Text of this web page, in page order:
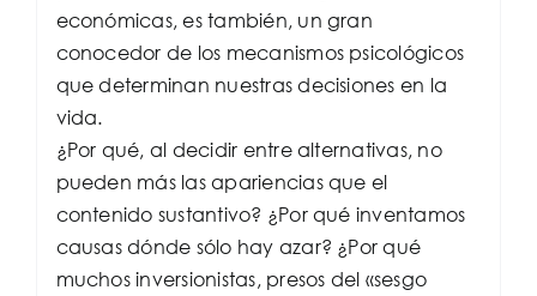
económicas, es también, un gran
conocedor de los mecanismos psicológicos
que determinan nuestras decisiones en la
vida.
¿Por qué, al decidir entre alternativas, no
pueden más las apariencias que el
contenido sustantivo? ¿Por qué inventamos
causas dónde sólo hay azar? ¿Por qué
muchos inversionistas, presos del «sesgo